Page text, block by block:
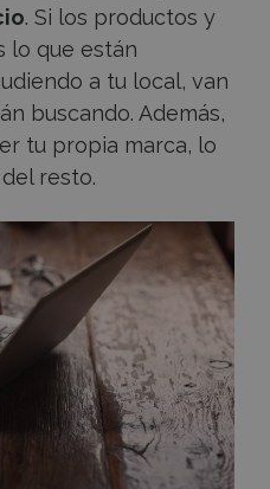
. Si los productos y
lo que están
a tu local, van
buscando. Además,
tu propia marca, lo
resto.